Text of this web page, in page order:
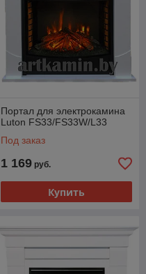
Портал для электрокамина
Luton FS33/FS33W/L33
Под заказ
1 169 руб.
Купить